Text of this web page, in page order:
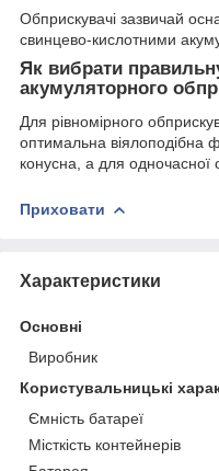
Обприскувачі зазвичай
свинцево-кислотними
Як вибрати
акумуляторного
Для рівномірного
оптимальна віялоподібна
конусна, а для одночасної
Приховати
Характеристики
Основні
Виробник
Користувальницькі
Ємність батареї
Місткість контейнерів